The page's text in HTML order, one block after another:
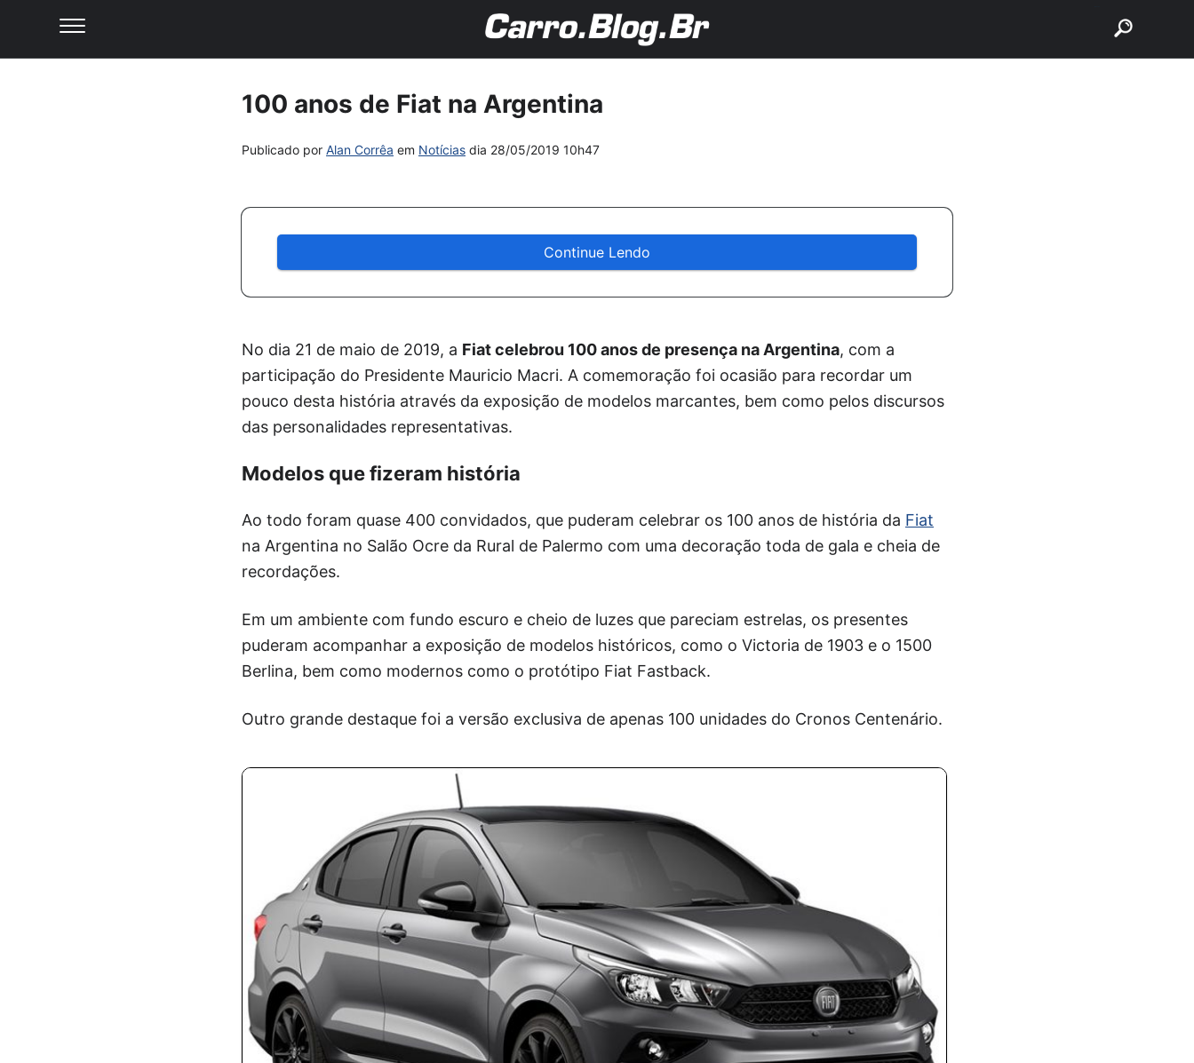
100 anos de Fiat na Argentina
Publicado por Alan Corrêa em Notícias dia 28/05/2019 10h47
Continue Lendo
No dia 21 de maio de 2019, a Fiat celebrou 100 anos de presença na Argentina, com a
participação do Presidente Mauricio Macri. A comemoração foi ocasião para recordar um
pouco desta história através da exposição de modelos marcantes, bem como pelos discursos
das personalidades representativas.
Modelos que fizeram história
Ao todo foram quase 400 convidados, que puderam celebrar os 100 anos de história da Fiat
na Argentina no Salão Ocre da Rural de Palermo com uma decoração toda de gala e cheia de
recordações.
Em um ambiente com fundo escuro e cheio de luzes que pareciam estrelas, os presentes
puderam acompanhar a exposição de modelos históricos, como o Victoria de 1903 e o 1500
Berlina, bem como modernos como o protótipo Fiat Fastback.
Outro grande destaque foi a versão exclusiva de apenas 100 unidades do Cronos Centenário.